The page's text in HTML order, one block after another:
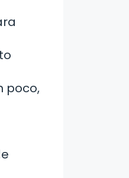
poco,